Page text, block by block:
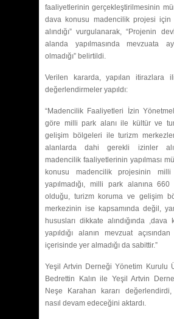
faaliyetlerinin gerçekleştirilmesinin
dava konusu madencilik projesi için
alındığı” vurgulanarak, “Projenin
alanda yapılmasında mevzuata
olmadığı” belirtildi.
Verilen kararda, yapılan itirazlara
değerlendirmeler yapıldı:
“Madencilik Faaliyetleri İzin
göre milli park alanı ile kültür ve
gelişim bölgeleri ile turizm
alanlarda dahi gerekli izinler
madencilik faaliyetlerinin yapılması
konusu madencilik projesinin milli
yapılmadığı, milli park alanına 660
olduğu, turizm koruma ve gelişim
merkezinin ise kapsamında değil,
hususları dikkate alındığında ,dava
yapıldığı alanın mevzuat
içerisinde yer almadığı da sabittir.”
Yeşil Artvin Derneği Yönetim Kurulu
Bedrettin Kalın ile Yeşil Artvin
Neşe Karahan kararı
nasıl devam edeceğini aktardı.